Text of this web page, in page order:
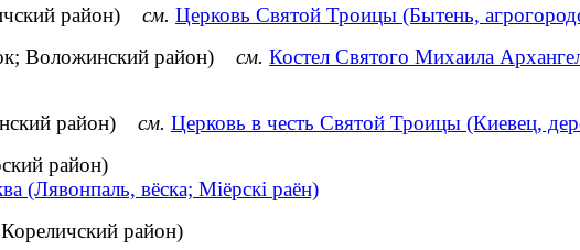
район) см. Церковь Святой Троицы (Бытень,
Воложинский район) см. Костел Святого Михаила
район) см. Церковь в честь Святой Троицы (Киевец,
район)
(Лявонпаль, вёска; Міёрскі раён)
район)